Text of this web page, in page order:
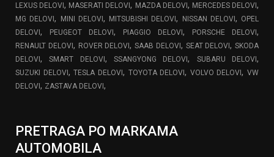
LEXUS DELOVI, MASERATI DELOVI, MAZDA DELOVI , MERCEDES DELOVI,
MG DELOVI, MINI DELOVI , MITSUBISHI DELOVI, NISSAN DELOVI , OPEL
DELOVI , PEUGEOT DELOVI , PIAGGIO DELOVI , PORSCHE DELOVI ,
RENAULT DELOVI , ROVER DELOVI, SAAB DELOVI , SEAT DELOVI, SKODA
DELOVI ,SMART DELOVI ,SSANGYONG DELOVI, SUBARU DELOVI,
SUZUKI DELOVI ,TESLA DELOVI , TOYOTA DELOVI, VOLVO DELOVI, VW
DELOVI , ZASTAVA DELOVI ,
PRETRAGA PO MARKAMA
AUTOMOBILA